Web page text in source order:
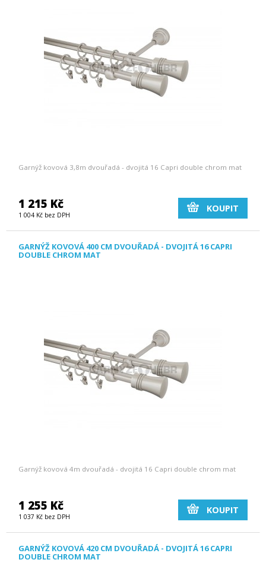
Garnýž kovová 3,8m dvouřadá - dvojitá 16 Capri double chrom mat
1 215 Kč
1 004 Kč bez DPH
KOUPIT
GARNÝŽ KOVOVÁ 400 CM DVOUŘADÁ - DVOJITÁ 16 CAPRI
DOUBLE CHROM MAT
Garnýž kovová 4m dvouřadá - dvojitá 16 Capri double chrom mat
1 255 Kč
1 037 Kč bez DPH
KOUPIT
GARNÝŽ KOVOVÁ 420 CM DVOUŘADÁ - DVOJITÁ 16 CAPRI
DOUBLE CHROM MAT